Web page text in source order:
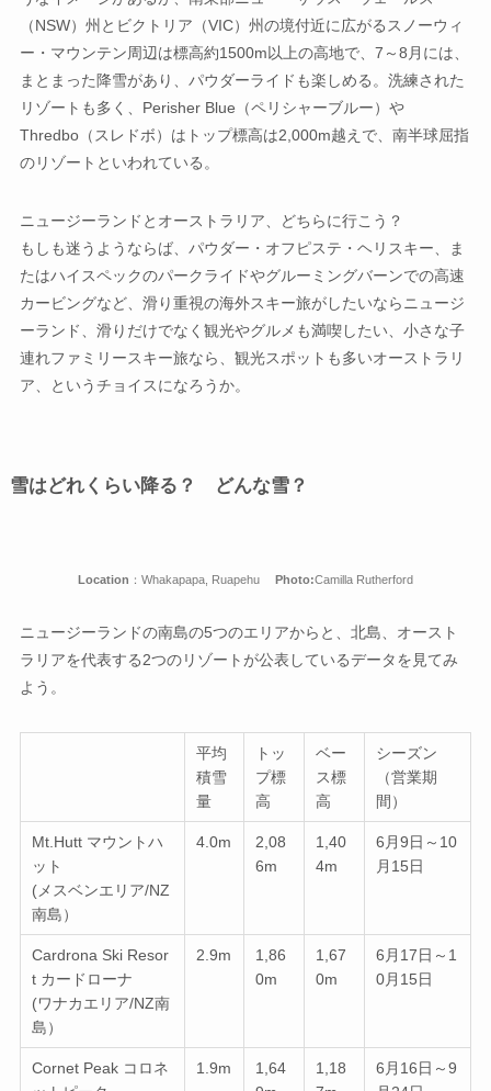
（NSW）州とビクトリア（VIC）州の境付近に広がるスノーウィ
ー・マウンテン周辺は標高約1500m以上の高地で、7～8月には、
まとまった降雪があり、パウダーライドも楽しめる。洗練された
リゾートも多く、Perisher Blue（ペリシャーブルー）や
Thredbo（スレドボ）はトップ標高は2,000m越えで、南半球屈指
のリゾートといわれている。
ニュージーランドとオーストラリア、どちらに行こう？
もしも迷うようならば、パウダー・オフピステ・ヘリスキー、ま
たはハイスペックのパークライドやグルーミングバーンでの高速
カービングなど、滑り重視の海外スキー旅がしたいならニュージ
ーランド、滑りだけでなく観光やグルメも満喫したい、小さな子
連れファミリースキー旅なら、観光スポットも多いオーストラリ
ア、というチョイスになろうか。
雪はどれくらい降る？ どんな雪？
Location ：Whakapapa, Ruapehu Photo:Camilla Rutherford
ニュージーランドの南島の5つのエリアからと、北島、オースト
ラリアを代表する2つのリゾートが公表しているデータを見てみ
よう。
平均
積雪
量
トッ
プ標
高
ベー
ス標
高
シーズン
（営業期
間）
Mt.Hutt マウントハ
ット
(メスベンエリア/NZ
南島）
4.0m
2,08
6m
1,40
4m
6月9日～10
月15日
Cardrona Ski Resor
t カードローナ
(ワナカエリア/NZ南
島）
2.9m
1,86
0m
1,67
0m
6月17日～1
0月15日
Cornet Peak コロネ
1.9m
1,64
1,18
6月16日～9